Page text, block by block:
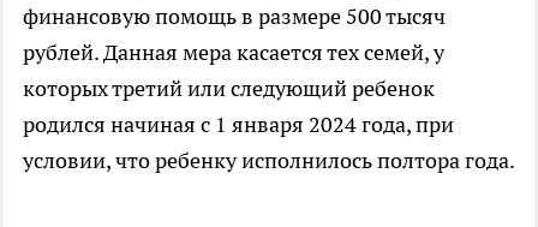
финансовую помощь в размере 500 тысяч
рублей. Данная мера касается тех семей, у
которых третий или следующий ребенок
родился начиная с 1 января 2024 года, при
условии, что ребенку исполнилось полтора года.